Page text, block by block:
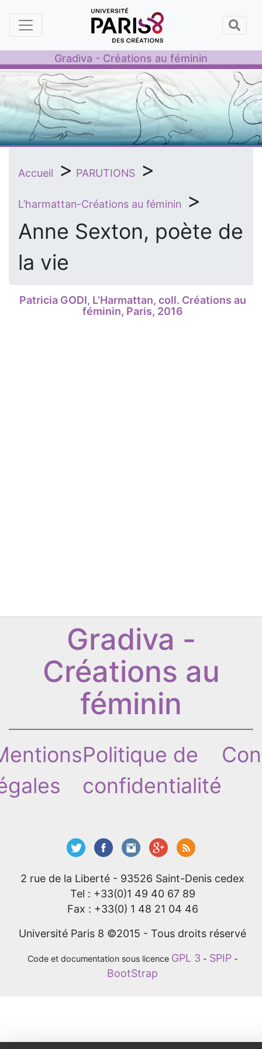
Panneau de gestion des cookies
Gradiva - Créations au féminin
Accueil > PARUTIONS >
L’harmattan-Créations au féminin
>
Anne Sexton, poète de
la vie
Patricia GODI, L’Harmattan, coll. Créations au
féminin, Paris, 2016
Gradiva -
Créations au
féminin
Politique de
confidentialité
2 rue de la Liberté - 93526 Saint-Denis cedex
Tel : +33(0)1 49 40 67 89
Fax : +33(0) 1 48 21 04 46
Université Paris 8 ©2015 - Tous droits réservé
Code et documentation sous licence GPL 3 - SPIP-
BootStrap